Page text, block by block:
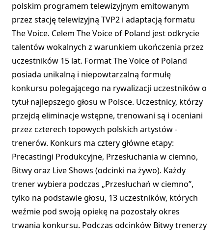
polskim programem telewizyjnym emitowanym
przez stację telewizyjną TVP2 i adaptacją formatu
The Voice. Celem The Voice of Poland jest odkrycie
talentów wokalnych z warunkiem ukończenia przez
uczestników 15 lat. Format The Voice of Poland
posiada unikalną i niepowtarzalną formułę
konkursu polegającego na rywalizacji uczestników o
tytuł najlepszego głosu w Polsce. Uczestnicy, którzy
przejdą eliminacje wstępne, trenowani są i oceniani
przez czterech topowych polskich artystów -
trenerów. Konkurs ma cztery główne etapy:
Precastingi Produkcyjne, Przesłuchania w ciemno,
Bitwy oraz Live Shows (odcinki na żywo). Każdy
trener wybiera podczas „Przesłuchań w ciemno”,
tylko na podstawie głosu, 13 uczestników, których
weźmie pod swoją opiekę na pozostały okres
trwania konkursu. Podczas odcinków Bitwy trenerzy